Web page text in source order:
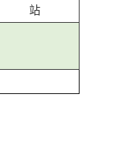
站